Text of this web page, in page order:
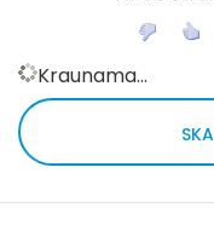
Kraunama...